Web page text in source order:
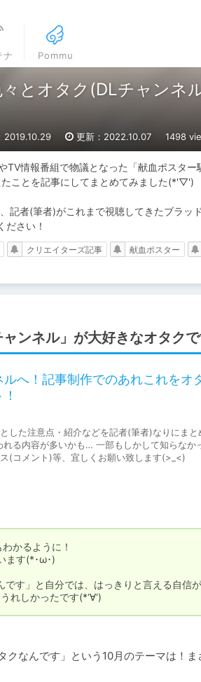
ナ Pommu
とオタク(DLチャン
2019.10.29 更新：2022.10.07 1498
情報番組で物議となった「献血ポスター
ことを記事にしてまとめてみました(*'▽')
記者(筆者)がこれまで視聴してきたブラッ
ださい！
クリエイターズ記事 献血ポスター
ンネル」が大好きなオタク
へ！記事制作でのあれこれをオ
した注意点・紹介などを記者(筆者)なりにま
る内容が多いかも… 一部もしかして知らなか
(コメント)等、宜しくお願い致します(>_<)
かるように！
ます(*･ω･)
す」と自分では、はっきりと言える自信
なんです」という10月のテーマは！ま